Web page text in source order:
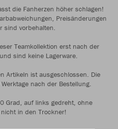
die Fanherzen höher schlagen!
Preisänderungen
sind vorbehalten.
Teamkollektion erst nach der
sind keine Lagerware.
Artikeln ist ausgeschlossen. Die
nach der Bestellung.
Grad, auf links gedreht, ohne
in den Trockner!